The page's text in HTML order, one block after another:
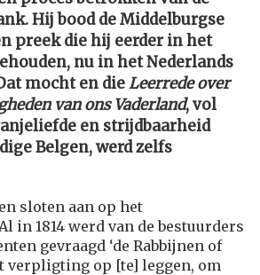
Hij bood de Middelburgse
preek die hij eerder in het
nu in het Nederlands
mocht en dieLeerrede over
van ons Vaderland, vol
en strijdbaarheid
Belgen, werd zelfs
sloten aan op het
in 1814 werd van de bestuurders
gevraagd ‘de Rabbijnen of
verpligting op [te] leggen, om